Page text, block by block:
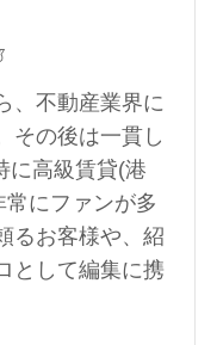
、不動産業界に
その後は一貫し
に高級賃貸(港
にファンが多
るお客様や、紹
として編集に携